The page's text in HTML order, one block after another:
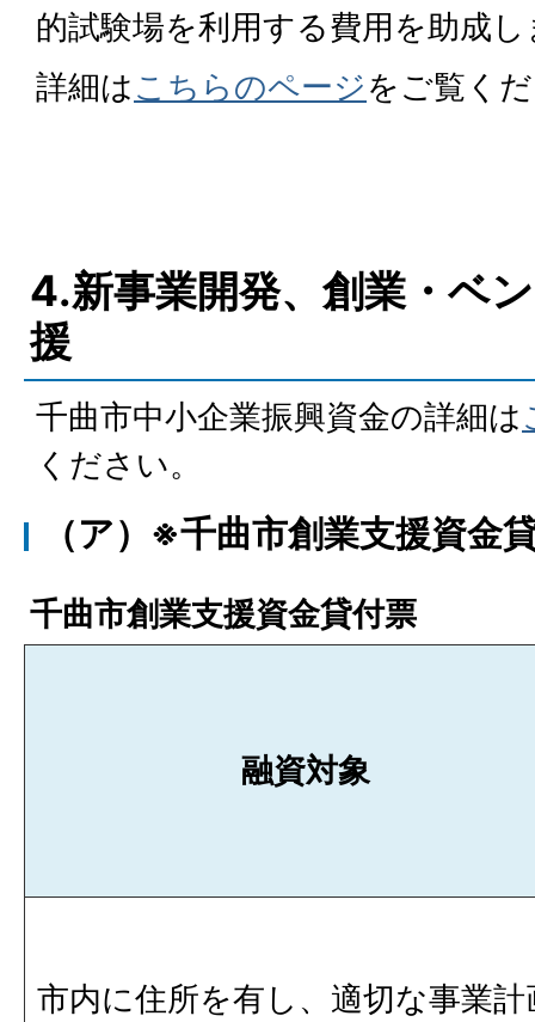
的試験場を利用する費用を助成
詳細はこちらのページをご覧く
4.新事業開発、創業・ベ
援
千曲市中小企業振興資金の詳細は
ください。
（ア）※千曲市創業支援資金
千曲市創業支援資金貸付票
融資対象
市内に住所を有し、適切な事業計